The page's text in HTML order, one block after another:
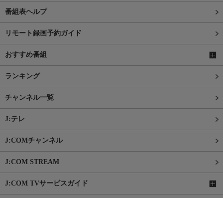
番組表ヘルプ
リモート録画予約ガイド
おすすめ番組
ランキング
チャンネル一覧
J:テレ
J:COMチャンネル
J:COM STREAM
J:COM TVサービスガイド